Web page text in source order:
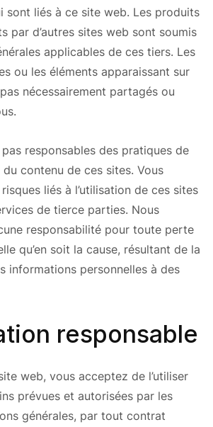
sont liés à ce site web. Les produits
par d’autres sites web sont soumis
applicables de ces tiers. Les
ou les éléments apparaissant sur
nécessairement partagés ou
responsables des pratiques de
contenu de ces sites. Vous
liés à l’utilisation de ces sites
de tierce parties. Nous
responsabilité pour toute perte
qu’en soit la cause, résultant de la
informations personnelles à des
responsable
web, vous acceptez de l’utiliser
prévues et autorisées par les
générales, par tout contrat